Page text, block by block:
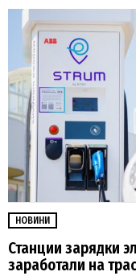
НОВИНИ
Станции зарядки
заработали на